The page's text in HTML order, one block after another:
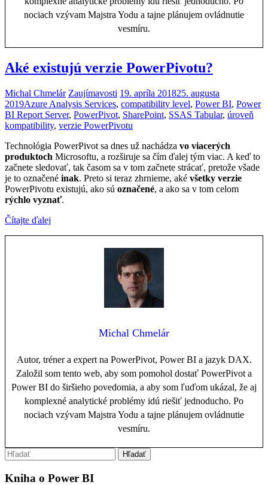
nociach vzývam Majstra Yodu a tajne plánujem ovládnutie
vesmíru.
Aké existujú verzie PowerPivotu?
Michal Chmelár Zaujímavosti 19. apríla 201825. augusta
2019Azure Analysis Services, compatibility level, Power BI, Power
BI Report Server, PowerPivot, SharePoint, SSAS Tabular, úroveň
kompatibility, verzie PowerPivotu
Technológia PowerPivot sa dnes už nachádza vo viacerých
produktoch Microsoftu, a rozširuje sa čím ďalej tým viac. A keď to
začnete sledovať, tak časom sa v tom začnete strácať, pretože všade
je to označené inak. Preto si teraz zhrnieme, aké všetky verzie
PowerPivotu existujú, ako sú označené, a ako sa v tom celom
rýchlo vyznať.
Čítajte ďalej
Michal Chmelár
Autor, tréner a expert na PowerPivot, Power BI a jazyk DAX.
Založil som tento web, aby som pomohol dostať PowerPivot a
Power BI do širšieho povedomia, a aby som ľuďom ukázal, že aj
komplexné analytické problémy idú riešiť jednoducho. Po
nociach vzývam Majstra Yodu a tajne plánujem ovládnutie
vesmíru.
Kniha o Power BI